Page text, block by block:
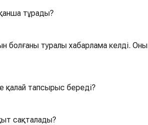
тұрады?
болғаны туралы хабарлама келді. Оны
қалай тапсырыс береді?
сақталады?